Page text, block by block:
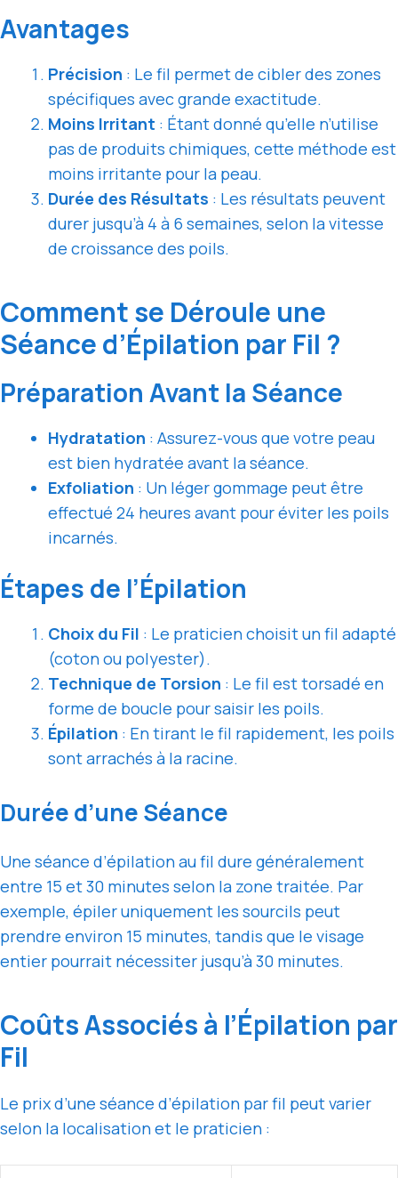
Avantages
Précision : Le fil permet de cibler des zones
spécifiques avec grande exactitude.
Moins Irritant : Étant donné qu’elle n’utilise
pas de produits chimiques, cette méthode est
moins irritante pour la peau.
Durée des Résultats : Les résultats peuvent
durer jusqu’à 4 à 6 semaines, selon la vitesse
de croissance des poils.
Comment se Déroule une
Séance d’Épilation par Fil ?
Préparation Avant la Séance
Hydratation : Assurez-vous que votre peau
est bien hydratée avant la séance.
Exfoliation : Un léger gommage peut être
effectué 24 heures avant pour éviter les poils
incarnés.
Étapes de l’Épilation
Choix du Fil : Le praticien choisit un fil adapté
(coton ou polyester).
Technique de Torsion : Le fil est torsadé en
forme de boucle pour saisir les poils.
Épilation : En tirant le fil rapidement, les poils
sont arrachés à la racine.
Durée d’une Séance
Une séance d’épilation au fil dure généralement
entre 15 et 30 minutes selon la zone traitée. Par
exemple, épiler uniquement les sourcils peut
prendre environ 15 minutes, tandis que le visage
entier pourrait nécessiter jusqu’à 30 minutes.
Coûts Associés à l’Épilation par
Fil
Le prix d’une séance d’épilation par fil peut varier
selon la localisation et le praticien :